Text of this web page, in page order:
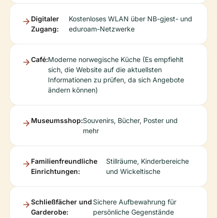
Digitaler
Zugang:
Kostenloses WLAN über NB-gjest- und
eduroam-Netzwerke
Café:Moderne norwegische Küche (Es empfiehlt
sich, die Website auf die aktuellsten
Informationen zu prüfen, da sich Angebote
ändern können)
Museumsshop:Souvenirs, Bücher, Poster und
mehr
Familienfreundliche
Einrichtungen:
Stillräume, Kinderbereiche
und Wickeltische
Schließfächer und
Garderobe:
Sichere Aufbewahrung für
persönliche Gegenstände